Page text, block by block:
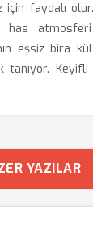
için faydalı
has
eşsiz bira
tanıyor.
YAZILAR